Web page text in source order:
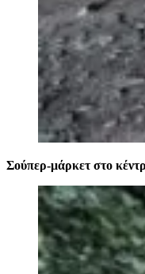
Σούπερ-μάρκετ στο